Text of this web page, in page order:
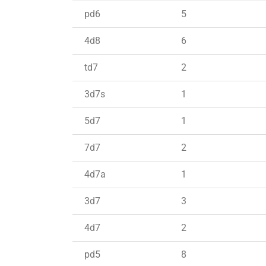
pd6 5
4d8 6
td7 2
3d7s 1
5d7 1
7d7 2
4d7a 1
3d7 3
4d7 2
pd5 8